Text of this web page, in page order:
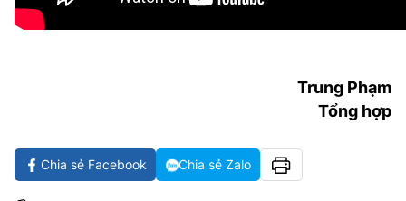
Trung Phạm
Tổng hợp
Chia sẻ Facebook Chia sẻ Zalo